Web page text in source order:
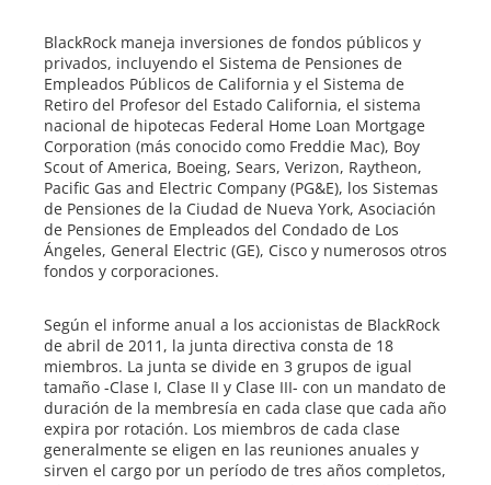
BlackRock maneja inversiones de fondos públicos y
privados, incluyendo el Sistema de Pensiones de
Empleados Públicos de California y el Sistema de
Retiro del Profesor del Estado California, el sistema
nacional de hipotecas Federal Home Loan Mortgage
Corporation (más conocido como Freddie Mac), Boy
Scout of America, Boeing, Sears, Verizon, Raytheon,
Pacific Gas and Electric Company (PG&E), los Sistemas
de Pensiones de la Ciudad de Nueva York, Asociación
de Pensiones de Empleados del Condado de Los
Ángeles, General Electric (GE), Cisco y numerosos otros
fondos y corporaciones.
Según el informe anual a los accionistas de BlackRock
de abril de 2011, la junta directiva consta de 18
miembros. La junta se divide en 3 grupos de igual
tamaño -Clase I, Clase II y Clase III- con un mandato de
duración de la membresía en cada clase que cada año
expira por rotación. Los miembros de cada clase
generalmente se eligen en las reuniones anuales y
sirven el cargo por un período de tres años completos,